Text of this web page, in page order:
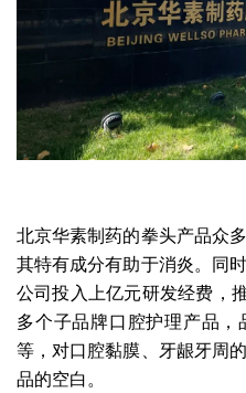
北京华素制药的拳头产品众
其特有成分有助于消炎。同
公司投入上亿元研发经费，
多个子品牌口腔护理产品，
等，对口腔黏膜、牙龈牙周
品的空白。